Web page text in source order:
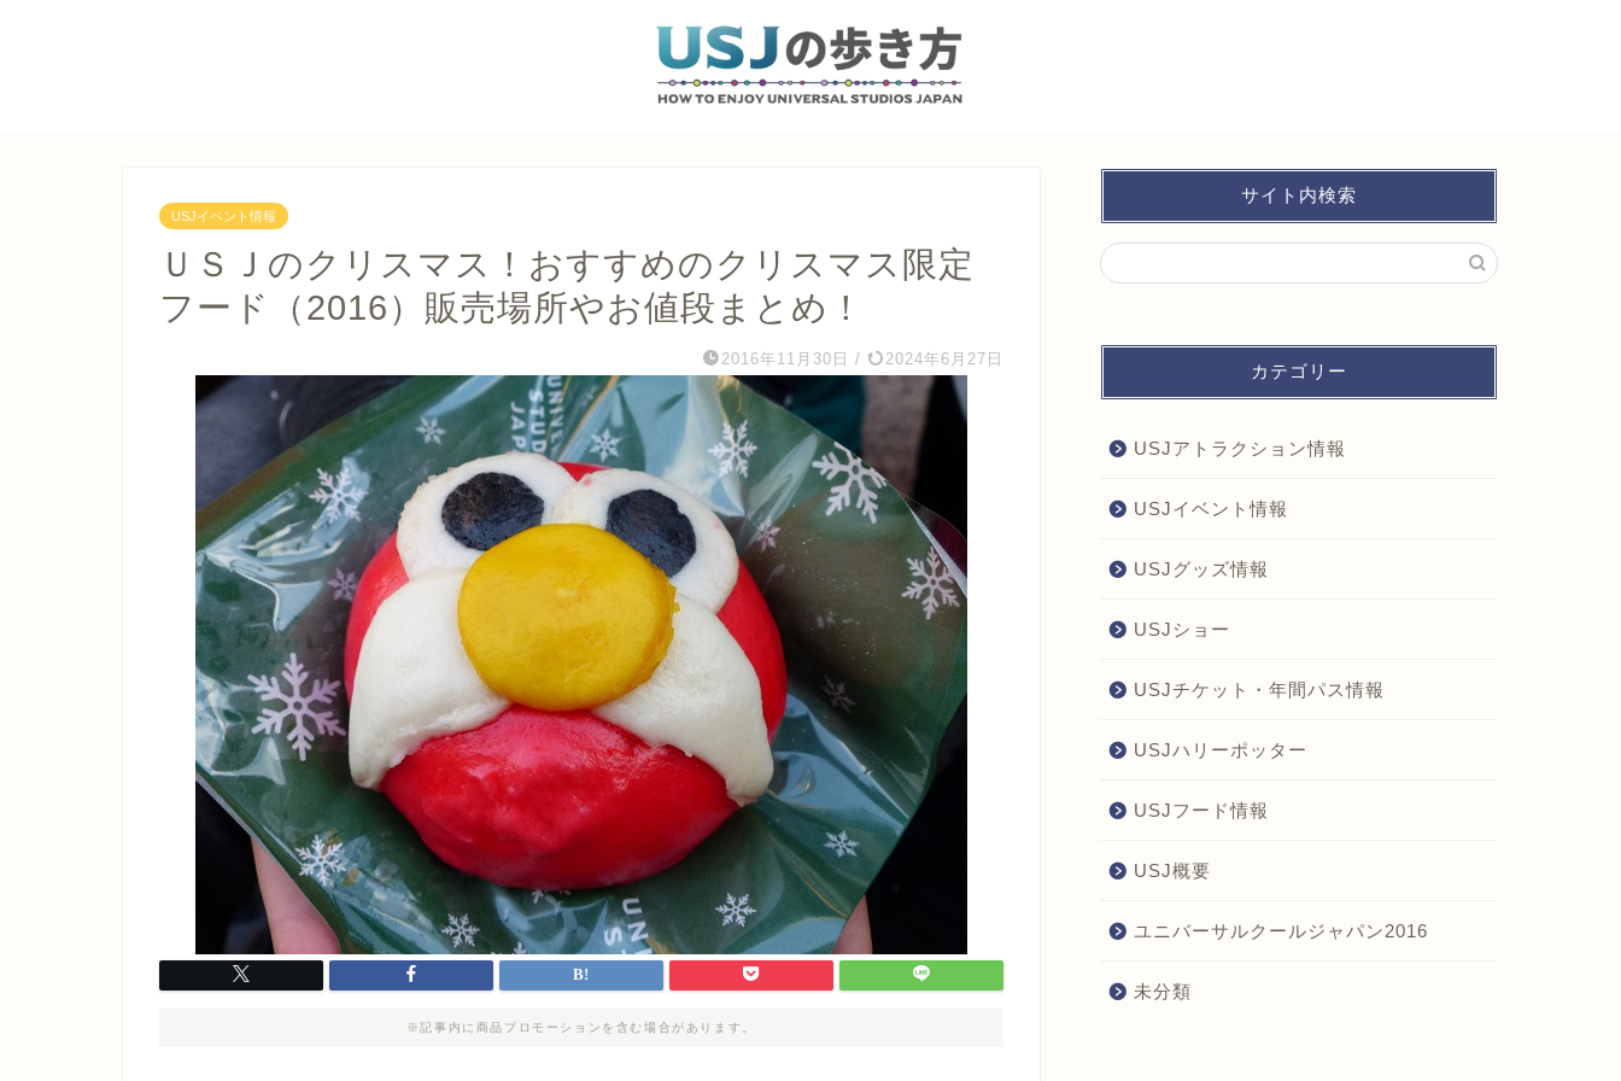
USJイベント情報
ＵＳＪのクリスマス！おすすめのクリスマス限定
フード（2016）販売場所やお値段まとめ！
2016年11月30日 / 2024年6月27日
※記事内に商品プロモーションを含む場合があります。
サイト内検索
カテゴリー
USJアトラクション情報
USJイベント情報
USJグッズ情報
USJショー
USJチケット・年間パス情報
USJハリーポッター
USJフード情報
USJ概要
ユニバーサルクールジャパン2016
未分類